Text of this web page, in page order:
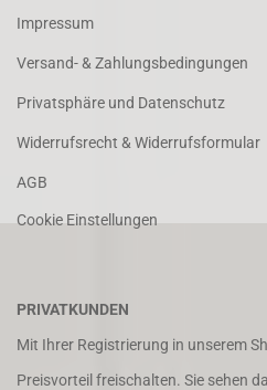
Impressum
Versand- & Zahlungsbedingungen
Privatsphäre und Datenschutz
Widerrufsrecht & Widerrufsformular
AGB
Cookie Einstellungen
PRIVATKUNDEN
Mit Ihrer Registrierung in unserem
Preisvorteil freischalten. Sie sehen